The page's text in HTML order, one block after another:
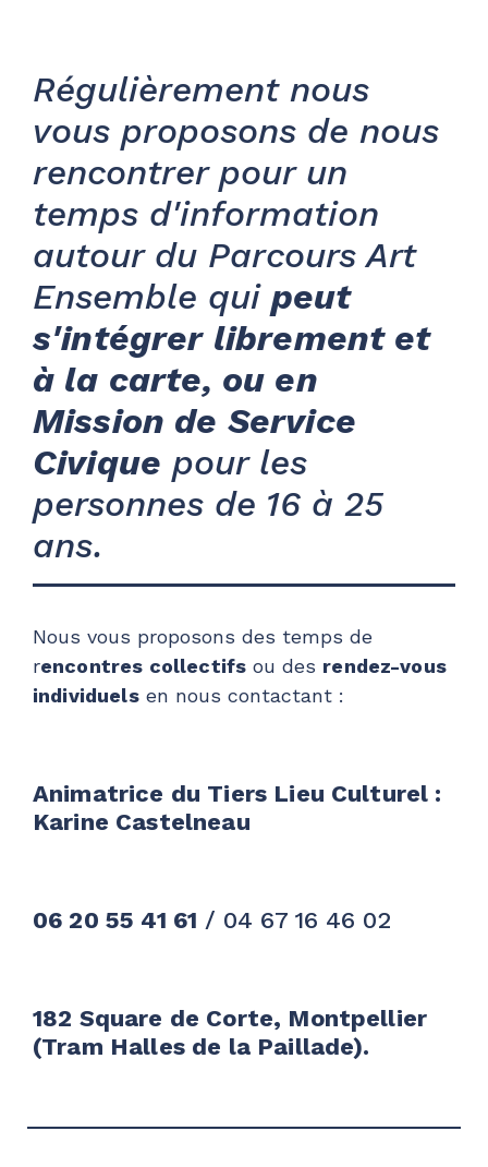
Régulièrement nous
vous proposons de nous
rencontrer pour un
temps d'information
autour du Parcours Art
Ensemble qui peut
s'intégrer librement et
à la carte, ou en
Mission de Service
Civique pour les
personnes de 16 à 25
ans.
Nous vous proposons des temps de
rencontres collectifs ou des rendez-vous
individuelsen nous contactant :
Animatrice du Tiers Lieu Culturel :
Karine Castelneau
06 20 55 41 61 / 04 67 16 46 02
182 Square de Corte, Montpellier
(Tram Halles de la Paillade).